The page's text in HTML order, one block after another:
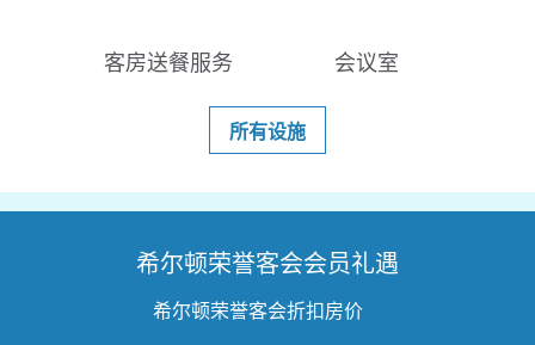
客房送餐服务 会议室
所有设施
希尔顿荣誉客会会员礼遇
希尔顿荣誉客会折扣房价